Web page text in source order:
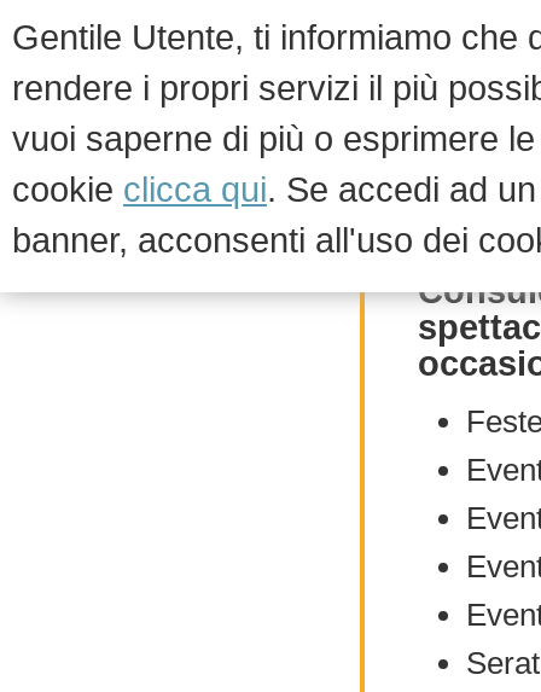
Gentile Utente, ti informiamo che
rendere i propri servizi il più
vuoi saperne di più o esprimere
cookie clicca qui. Se accedi ad
banner, acconsenti all'uso dei
Servizi